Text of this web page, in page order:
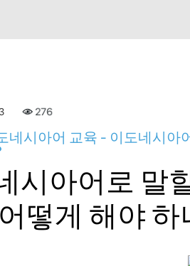
276
네시아어 교육 - 이도네시아
시아어로 말
떻게 해야 하